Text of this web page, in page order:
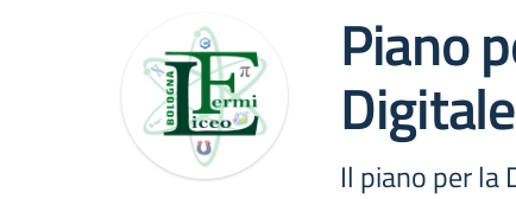
Piano
Il piano per la